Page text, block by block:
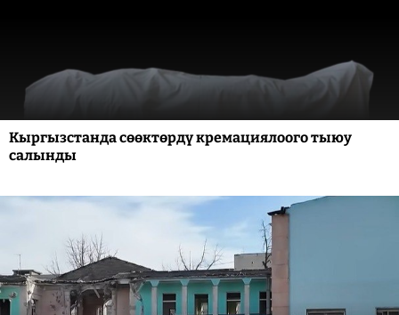
Кыргызстанда сөөктөрдү кремациялоого тыюу
салынды